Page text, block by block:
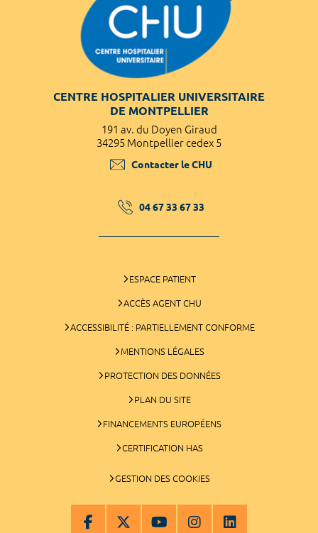
CENTRE HOSPITALIER UNIVERSITAIRE
DE MONTPELLIER
191 av. du Doyen Giraud
34295 Montpellier cedex 5
Contacter le CHU
04 67 33 67 33
ESPACE PATIENT
ACCÈS AGENT CHU
ACCESSIBILITÉ : PARTIELLEMENT CONFORME
MENTIONS LÉGALES
PROTECTION DES DONNÉES
PLAN DU SITE
FINANCEMENTS EUROPÉENS
CERTIFICATION HAS
GESTION DES COOKIES